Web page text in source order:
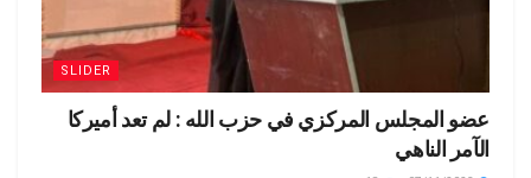
SLIDER
عضو المجلس المركزي في حزب الله : لم تعد أميركا
الآمر الناهي